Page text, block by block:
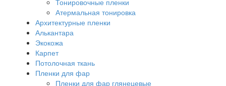
Тонировочные пленки
Атермальная тонировка
Архитектурные пленки
Алькантара
Экокожа
Карпет
Потолочная ткань
Пленки для фар
Пленки для фар глянецевые